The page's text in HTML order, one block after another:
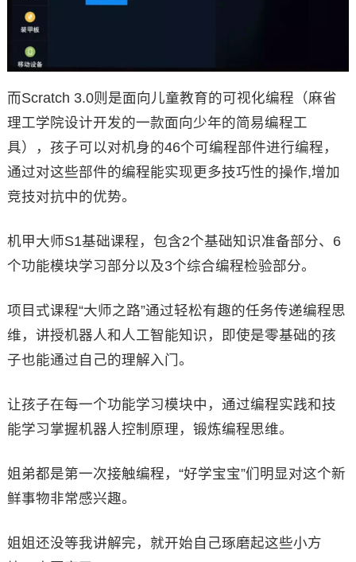
而Scratch 3.0则是面向儿童教育的可视化编程（麻省
理工学院设计开发的一款面向少年的简易编程工
具），孩子可以对机身的46个可编程部件进行编程，
通过对这些部件的编程能实现更多技巧性的操作,增加
竞技对抗中的优势。
机甲大师S1基础课程，包含2个基础知识准备部分、6
个功能模块学习部分以及3个综合编程检验部分。
项目式课程“大师之路”通过轻松有趣的任务传递编程思
维，讲授机器人和人工智能知识，即使是零基础的孩
子也能通过自己的理解入门。
让孩子在每一个功能学习模块中，通过编程实践和技
能学习掌握机器人控制原理，锻炼编程思维。
姐弟都是第一次接触编程，“好学宝宝”们明显对这个新
鲜事物非常感兴趣。
姐姐还没等我讲解完，就开始自己琢磨起这些小方